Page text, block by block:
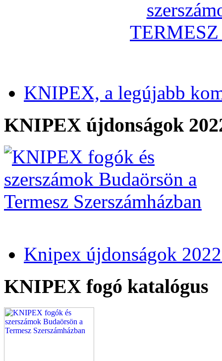
KNIPEX, a legújabb
KNIPEX újdonságok
Knipex újdonságok
KNIPEX fogó katalógus